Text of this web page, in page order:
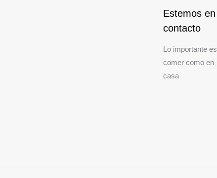
Estemos en
contacto
Lo importante es
comer como en
casa